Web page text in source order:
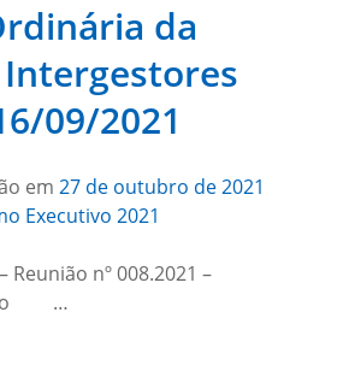
da
09/2021
em 27 de outubro de 2021
Executivo 2021
Reunião nº 008.2021 –
…